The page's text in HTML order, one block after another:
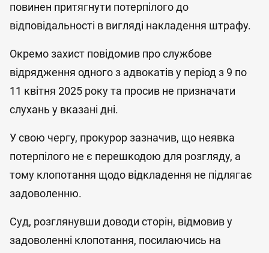
повинен притягнути потерпілого до
відповідальності в вигляді накладення штрафу.
Окремо захист повідомив про службове
відрядження одного з адвокатів у період з 9 по
11 квітня 2025 року та просив не призначати
слухань у вказані дні.
У свою чергу, прокурор зазначив, що неявка
потерпілого не є перешкодою для розгляду, а
тому клопотання щодо відкладення не підлягає
задоволенню.
Суд, розглянувши доводи сторін, відмовив у
задоволенні клопотання, посилаючись на